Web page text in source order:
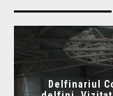
Delfinariul